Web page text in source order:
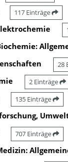
117 Einträge
28
2 Einträge
135 Einträge
707 Einträge